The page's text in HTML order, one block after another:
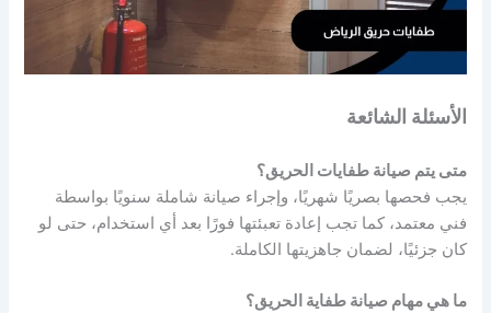
الأسئلة الشائعة
متى يتم صيانة طفايات الحريق؟
يجب فحصها بصريًا شهريًا، وإجراء صيانة شاملة سنويًا بواسطة
فني معتمد، كما تجب إعادة تعبئتها فورًا بعد أي استخدام، حتى لو
كان جزئيًا، لضمان جاهزيتها الكاملة.
ما هي مهام صيانة طفاية الحريق؟